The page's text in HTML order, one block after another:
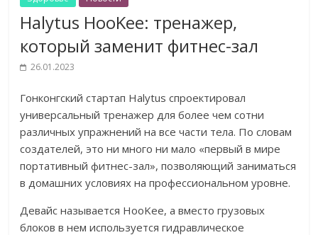
Halytus HooKee: тренажер,
который заменит фитнес-зал
26.01.2023
Гонконгский стартап Halytus спроектировал
универсальный тренажер для более чем сотни
различных упражнений на все части тела. По словам
создателей, это ни много ни мало «первый в мире
портативный фитнес-зал», позволяющий заниматься
в домашних условиях на профессиональном уровне.
Девайс называется HooKee, а вместо грузовых
блоков в нем используется гидравлическое